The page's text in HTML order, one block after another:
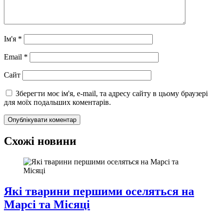
Ім'я *
Email *
Сайт
Зберегти моє ім'я, e-mail, та адресу сайту в цьому браузері
для моїх подальших коментарів.
Схожі новини
Які тварини першими оселяться на
Марсі та Місяці